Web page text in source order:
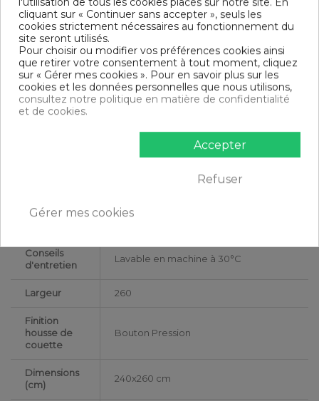
240 x 260 cm : 2 personnes
Taie d'oreiller (1 taie pour la taille 140 x 200 cm, 2 taies pour
les autres tailles)
CONTENU
1 housse de couette 240x260 cm Aquilie
2 taies d'oreiller 63x63 cm
DESCRIPTIF TECHNIQUE
Conseils
d'entretien
Lavable en machine à 30°C
Largeur 260
Finition
housse de
couette
Bouton Pression
Dimensions
(cm)
240x260 cm
cliquant sur « Continuer sans accepter », seuls les
cookies strictement nécessaires au fonctionnement du
site seront utilisés.
Pour choisir ou modifier vos préférences cookies ainsi
que retirer votre consentement à tout moment, cliquez
sur « Gérer mes cookies ». Pour en savoir plus sur les
cookies et les données personnelles que nous utilisons,
consultez notre politique en matière de confidentialité
et de cookies.
Accepter
Refuser
Gérer mes cookies